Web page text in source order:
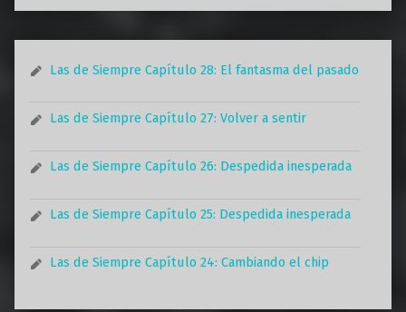
Las de Siempre Capítulo 28: El fantasma del pasado
Las de Siempre Capítulo 27: Volver a sentir
Las de Siempre Capítulo 26: Despedida inesperada
Las de Siempre Capítulo 25: Despedida inesperada
Las de Siempre Capítulo 24: Cambiando el chip